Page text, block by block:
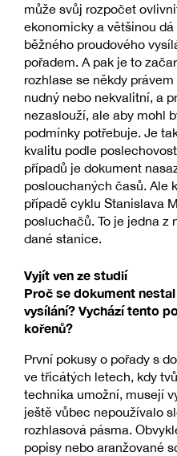
může svůj rozpočet
ekonomicky a většinou
běžného proudového
pořadem. A pak je to
rozhlase se někdy
nudný nebo nekvalitní, a
nezaslouží, ale aby mohl
podmínky potřebuje. Je
kvalitu podle
případů je dokument
poslouchaných časů. Ale
případě cyklu Stanislava
posluchačů. To je jedna
dané stanice.
Vyjít ven ze studií
Proč se dokument
vysílání? Vychází tento
kořenů?
První pokusy o pořady s
ve třicátých letech, kdy
technika umožní, musejí
ještě vůbec nepoužívalo
rozhlasová pásma.
popisy nebo aranžované